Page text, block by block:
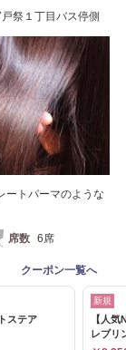
祭１丁目バス停側
ートパーマのような
席数 6席
クーポン一覧へ
ステア
新規
【人
レブリ